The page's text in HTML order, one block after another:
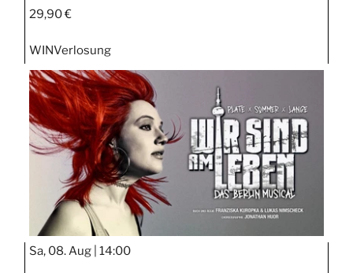
29,90 €
WINVerlosung
Sa, 08. Aug | 14:00